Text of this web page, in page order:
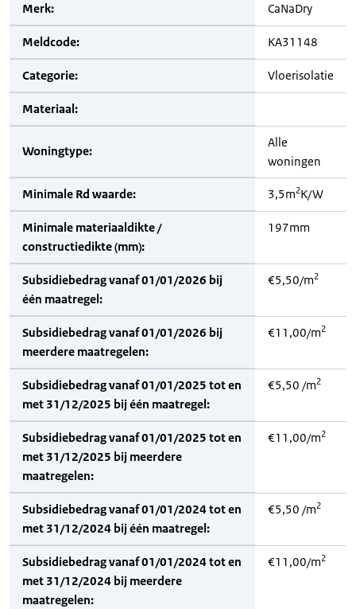
Merk: CaNaDry
Meldcode: KA31148
Categorie: Vloerisolatie
Materiaal:
Woningtype:
Alle
woningen
Minimale Rd waarde: 3,5m2K/W
Minimale materiaaldikte /
constructiedikte (mm):
197mm
Subsidiebedrag vanaf 01/01/2026 bij
één maatregel:
€5,50/m2
Subsidiebedrag vanaf 01/01/2026 bij
meerdere maatregelen:
€11,00/m2
Subsidiebedrag vanaf 01/01/2025 tot en
met 31/12/2025 bij één maatregel:
€5,50 /m2
Subsidiebedrag vanaf 01/01/2025 tot en
met 31/12/2025 bij meerdere
maatregelen:
€11,00/m2
Subsidiebedrag vanaf 01/01/2024 tot en
met 31/12/2024 bij één maatregel:
€5,50 /m2
Subsidiebedrag vanaf 01/01/2024 tot en
met 31/12/2024 bij meerdere
maatregelen:
€11,00/m2